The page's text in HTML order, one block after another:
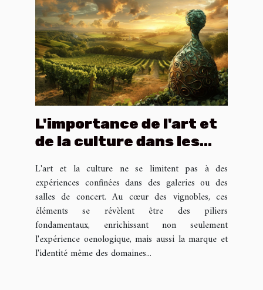
L'importance de l'art et
de la culture dans les
viticoles
L'art et la culture ne se limitent pas à des
expériences confinées dans des galeries ou des
salles de concert. Au cœur des vignobles, ces
éléments se révèlent être des piliers
fondamentaux, enrichissant non seulement
l'expérience oenologique, mais aussi la marque et
l'identité même des domaines...